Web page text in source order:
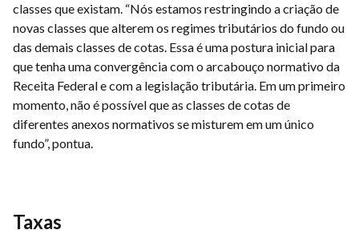
classes que existam. “Nós estamos restringindo a criação de
novas classes que alterem os regimes tributários do fundo ou
das demais classes de cotas. Essa é uma postura inicial para
que tenha uma convergência com o arcabouço normativo da
Receita Federal e com a legislação tributária. Em um primeiro
momento, não é possível que as classes de cotas de
diferentes anexos normativos se misturem em um único
fundo”, pontua.
Taxas